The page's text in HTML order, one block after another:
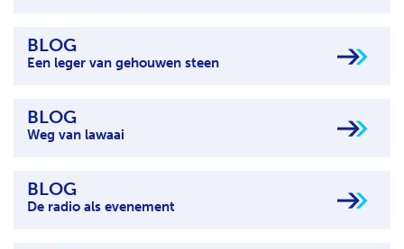
BLOG
Een leger van gehouwen steen
BLOG
Weg van lawaai
BLOG
De radio als evenement